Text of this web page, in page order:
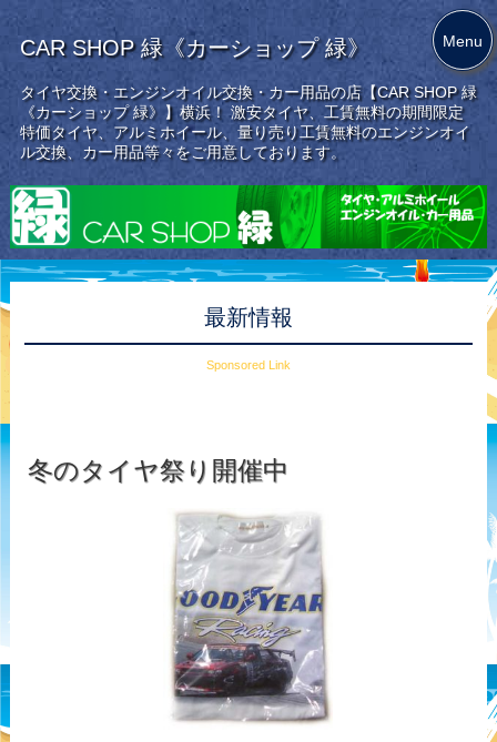
CAR SHOP 緑《カーショップ 緑》
タイヤ交換・エンジンオイル交換・カー用品の店【CAR SHOP 緑
《カーショップ 緑》】横浜！ 激安タイヤ、工賃無料の期間限定
特価タイヤ、アルミホイール、量り売り工賃無料のエンジンオイ
ル交換、カー用品等々をご用意しております。
最新情報
Sponsored Link
冬のタイヤ祭り開催中
Menu